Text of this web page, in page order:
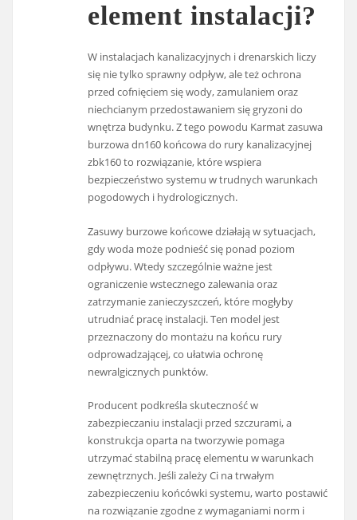
element instalacji?
W instalacjach kanalizacyjnych i drenarskich liczy
się nie tylko sprawny odpływ, ale też ochrona
przed cofnięciem się wody, zamulaniem oraz
niechcianym przedostawaniem się gryzoni do
wnętrza budynku. Z tego powodu Karmat zasuwa
burzowa dn160 końcowa do rury kanalizacyjnej
zbk160 to rozwiązanie, które wspiera
bezpieczeństwo systemu w trudnych warunkach
pogodowych i hydrologicznych.
Zasuwy burzowe końcowe działają w sytuacjach,
gdy woda może podnieść się ponad poziom
odpływu. Wtedy szczególnie ważne jest
ograniczenie wstecznego zalewania oraz
zatrzymanie zanieczyszczeń, które mogłyby
utrudniać pracę instalacji. Ten model jest
przeznaczony do montażu na końcu rury
odprowadzającej, co ułatwia ochronę
newralgicznych punktów.
Producent podkreśla skuteczność w
zabezpieczaniu instalacji przed szczurami, a
konstrukcja oparta na tworzywie pomaga
utrzymać stabilną pracę elementu w warunkach
zewnętrznych. Jeśli zależy Ci na trwałym
zabezpieczeniu końcówki systemu, warto postawić
na rozwiązanie zgodne z wymaganiami norm i